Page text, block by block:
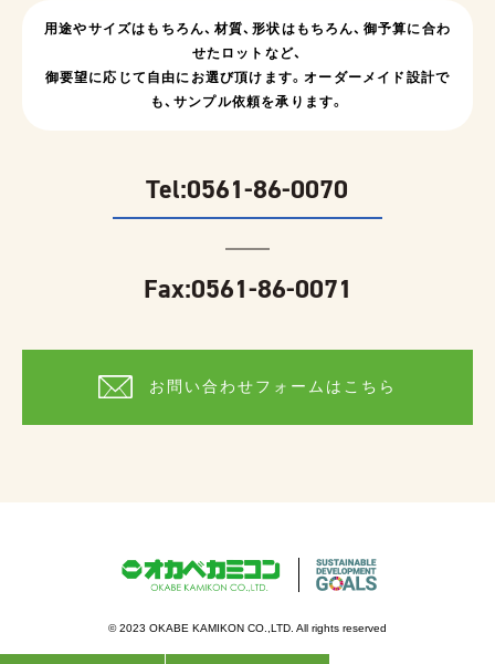
用途やサイズはもちろん、 材質、形状はもちろん、 御予算に合わ
せたロットなど、
御要望に応じて自由にお選び頂けます。オーダーメイド設計で
も、サンプル依頼を承ります。
Tel:0561-86-0070
Fax:0561-86-0071
お問い合わせフォームはこちら
© 2023 OKABE KAMIKON CO.,LTD. All rights reserved